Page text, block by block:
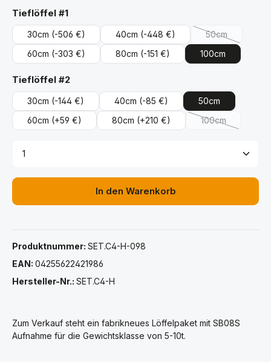
Tieflöffel #1auswählen
30cm (-506 €) 40cm (-448 €) 50cm
(Diese Option
60cm (-303 €) 80cm (-151 €) 100cm
Tieflöffel #2auswählen
30cm (-144 €) 40cm (-85 €)
50cm
60cm (+59 €) 80cm (+210 €) 100cm
(Diese Option
Produkt Anzahl: Gib den gewünschten Wert ein
In den Warenkorb
Produktnummer: SET.C4-H-098
EAN: 04255622421986
Hersteller-Nr.: SET.C4-H
Zum Verkauf steht ein fabrikneues Löffelpaket mit SB08S
Aufnahme für die Gewichtsklasse von 5-10t.